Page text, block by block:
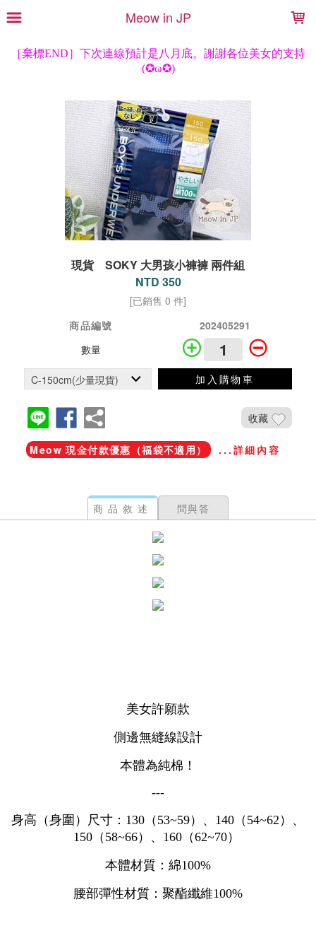
Meow in JP
現貨 SOKY 大男孩小褲褲 兩件組
NTD 350
[已銷售 0 件]
商品編號
202405291
數量
加入購物車
收藏
Meow 現金付款優惠（福袋不適用） ...詳細內容
商品敘述 問與答